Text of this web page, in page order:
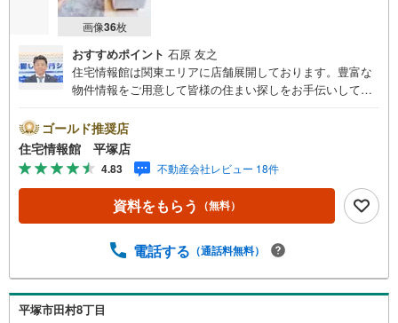
画像36枚
おすすめポイント 石原 友之
住宅情報館は関東エリアに店舗展開しております。豊富な
物件情報をご用意して皆様の住まい探しをお手伝いしてお
さい。住宅ローン相談会も同時開催中無理のない住宅ロー
ンの試算やご購入の際にかかる諸費用の概算も行っており
ます。しっかりとした資金計画のアドバイスをさせて頂き
ますので、お気軽にご相談ください。
ゴールド推奨店
住宅情報館 平塚店
4.83 不動産会社レビュー 18件
資料をもらう （無料）
電話する （通話料無料）
平塚市田村8丁目